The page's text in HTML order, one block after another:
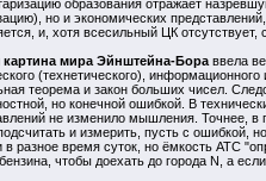
образования отражает
но и экономических
и, хотя всесильный ЦК
картина мира Эйнштейна-Бора ввела
(технетического),
теорема и закон больших чисел.
но конечной ошибкой. В
не изменило мышления. Точнее, в
и измерить, пусть с ошибкой,
в разное время суток, но ёмкость АТС
чтобы доехать до города N, а